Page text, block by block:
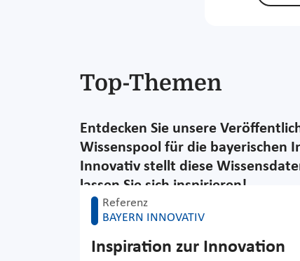
Top-Themen
Entdecken Sie unsere
Wissenspool für die bayerischen
Innovativ stellt diese
lassen Sie sich inspirieren!
Referenz
BAYERN INNOVATIV
Inspiration zur Innovation